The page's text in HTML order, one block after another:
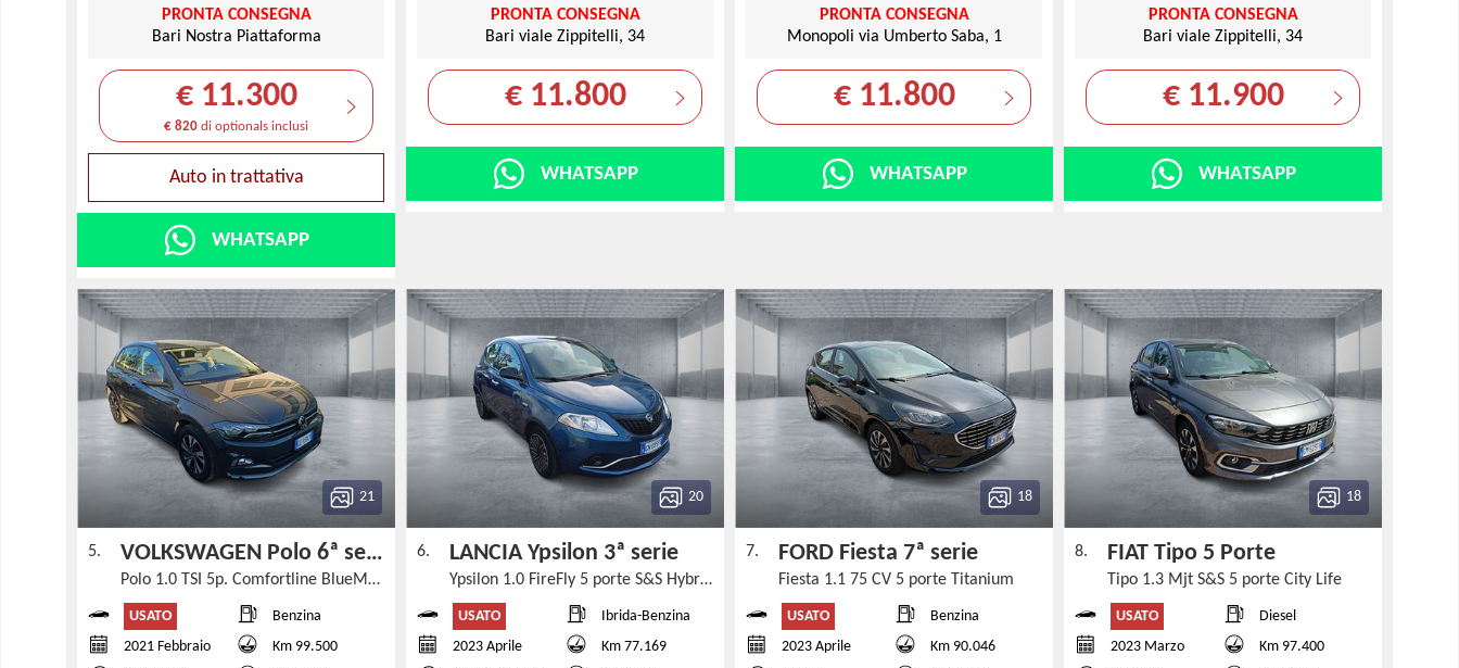
PRONTA CONSEGNA
Bari Nostra Piattaforma
€ 11.300
€ 820 di optionals inclusi
Auto in trattativa
WHATSAPP
PRONTA CONSEGNA
Bari viale Zippitelli, 34
€ 11.800
WHATSAPP
PRONTA CONSEGNA
Monopoli via Umberto Saba, 1
€ 11.800
WHATSAPP
PRONTA CONSEGNA
Bari viale Zippitelli, 34
€ 11.900
WHATSAPP
21
5. VOLKSWAGEN Polo 6ª serie
Polo 1.0 TSI 5p. Comfortline BlueMotion Technology
USATO
Benzina
2021 Febbraio
Km 99.500
20
6. LANCIA Ypsilon 3ª serie
Ypsilon 1.0 FireFly 5 porte S&S Hybrid Ecochic Silver
USATO
Ibrida-Benzina
2023 Aprile
Km 77.169
18
7. FORD Fiesta 7ª serie
Fiesta 1.1 75 CV 5 porte Titanium
USATO
Benzina
2023 Aprile
Km 90.046
18
8. FIAT Tipo 5 Porte
Tipo 1.3 Mjt S&S 5 porte City Life
USATO
Diesel
2023 Marzo
Km 97.400